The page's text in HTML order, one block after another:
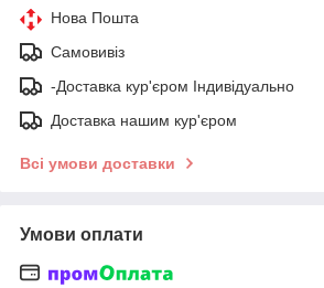
Нова Пошта
Самовивіз
-Доставка кур'єром Індивідуально
Доставка нашим кур'єром
Всі умови доставки
Умови оплати